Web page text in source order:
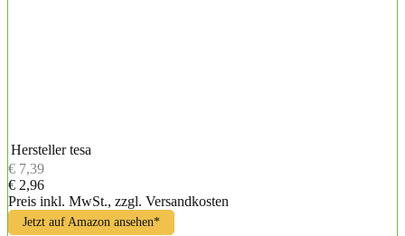
Hersteller tesa
€ 7,39
€ 2,96
Preis inkl. MwSt., zzgl. Versandkosten
Jetzt auf Amazon ansehen*